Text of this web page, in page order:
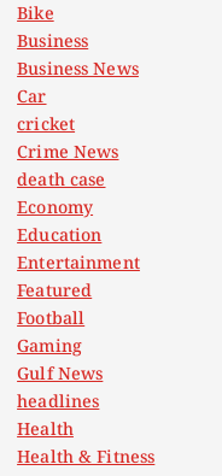
Bike
Business
Business News
Car
cricket
Crime News
death case
Economy
Education
Entertainment
Featured
Football
Gaming
Gulf News
headlines
Health
Health & Fitness